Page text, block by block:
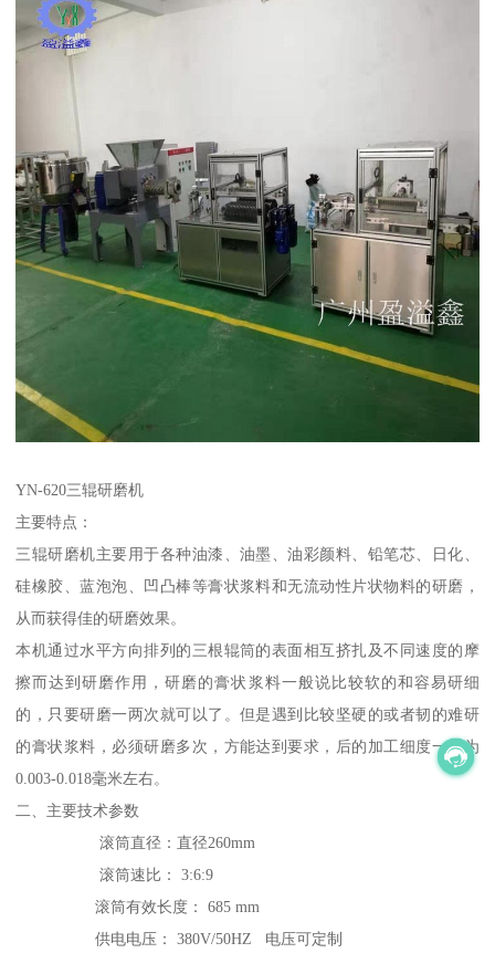
YN-620三辊研磨机
主要特点：
三辊研磨机主要用于各种油漆、油墨、油彩颜料、铅笔芯、日化、
硅橡胶、蓝泡泡、凹凸棒等膏状浆料和无流动性片状物料的研磨，
从而获得佳的研磨效果。
本机通过水平方向排列的三根辊筒的表面相互挤扎及不同速度的摩
擦而达到研磨作用，研磨的膏状浆料一般说比较软的和容易研细
的，只要研磨一两次就可以了。但是遇到比较坚硬的或者韧的难研
的膏状浆料，必须研磨多次，方能达到要求，后的加工细度一般为
0.003-0.018毫米左右。
二、主要技术参数
滚筒直径：直径260mm
滚筒速比： 3:6:9
滚筒有效长度： 685 mm
供电电压： 380V/50HZ 电压可定制